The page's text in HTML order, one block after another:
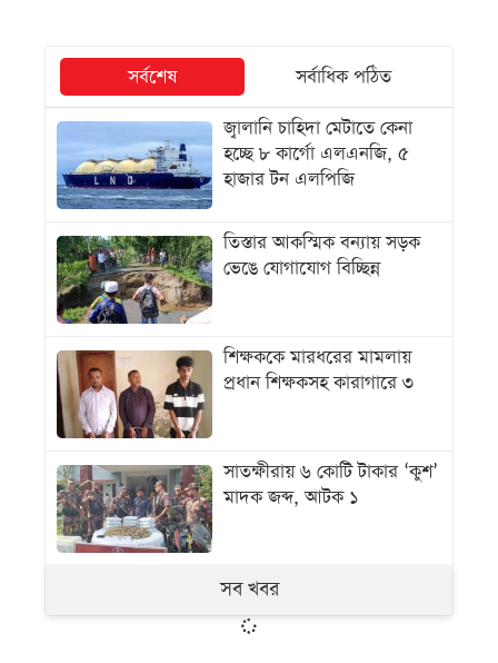
সর্বশেষ
সর্বাধিক পঠিত
জ্বালানি চাহিদা মেটাতে কেনা
হচ্ছে ৮ কার্গো এলএনজি, ৫
হাজার টন এলপিজি
তিস্তার আকস্মিক বন্যায় সড়ক
ভেঙে যোগাযোগ বিচ্ছিন্ন
শিক্ষককে মারধরের মামলায়
প্রধান শিক্ষকসহ কারাগারে ৩
সাতক্ষীরায় ৬ কোটি টাকার ‘কুশ’
মাদক জব্দ, আটক ১
সব খবর